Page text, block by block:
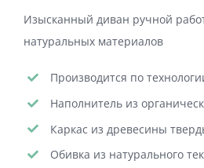
Изысканный диван ручной
натуральных материалов
Производится по
Наполнитель из
Каркас из древесины
Обивка из натурального